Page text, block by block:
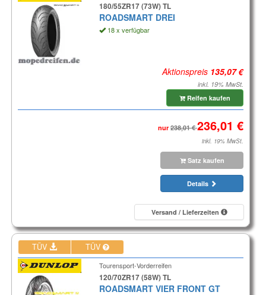
180/55ZR17 (73W) TL
ROADSMART DREI
18 x verfügbar
Aktionspreis
inkl. 19% MwSt.
Reifen kaufen
nur
inkl. 19% MwSt.
Satz kaufen
Details
Versand / Lieferzeiten
TÜV TÜV
Tourensport-Vorderreifen
120/70ZR17 (58W) TL
ROADSMART VIER FRONT GT